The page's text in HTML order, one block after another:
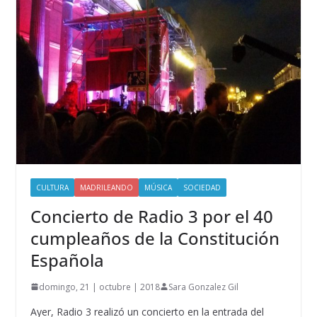
CULTURA MADRILEANDO MÚSICA SOCIEDAD
Concierto de Radio 3 por el 40
cumpleaños de la Constitución
Española
domingo, 21 | octubre | 2018 Sara Gonzalez Gil
Ayer, Radio 3 realizó un concierto en la entrada del